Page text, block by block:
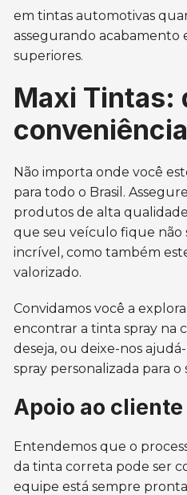
em tintas automotivas
assegurando acabamento
superiores.
Maxi Tintas:
conveniência
Não importa onde você
para todo o Brasil.
produtos de alta
que seu veículo fique não
incrível, como também
valorizado.
Convidamos você a
encontrar a tinta spray na
deseja, ou deixe-nos
spray personalizada para o
Apoio ao cliente
Entendemos que o
da tinta correta pode ser
equipe está sempre